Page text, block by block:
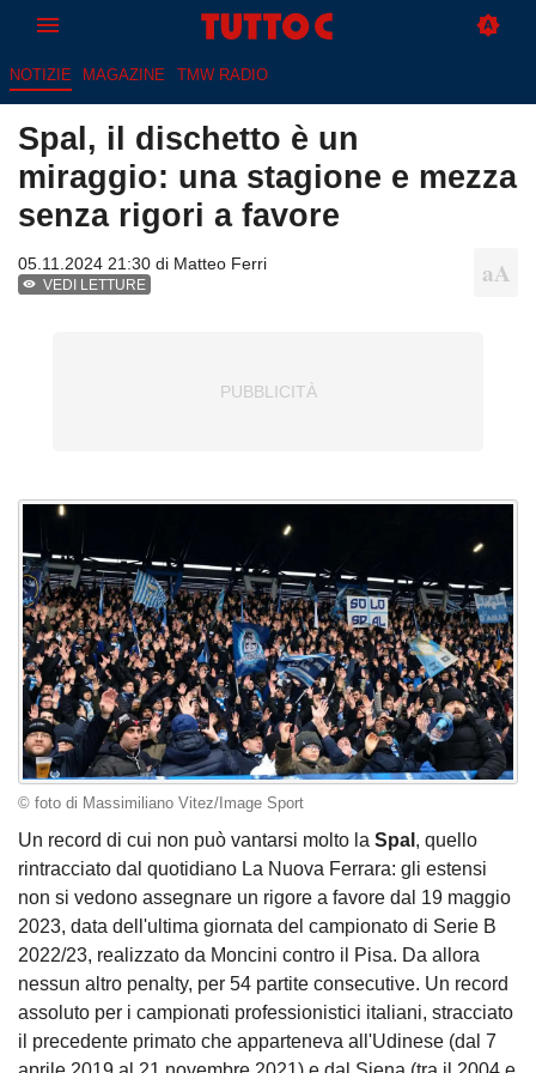
NOTIZIE MAGAZINE TMW RADIO
Spal, il dischetto è un
miraggio: una stagione e mezza
senza rigori a favore
05.11.2024 21:30 di Matteo Ferri
VEDI LETTURE
© foto di Massimiliano Vitez/Image Sport
Un record di cui non può vantarsi molto la Spal , quello
rintracciato dal quotidiano La Nuova Ferrara: gli estensi
non si vedono assegnare un rigore a favore dal 19 maggio
2023, data dell'ultima giornata del campionato di Serie B
2022/23, realizzato da Moncini contro il Pisa. Da allora
nessun altro penalty, per 54 partite consecutive. Un record
assoluto per i campionati professionistici italiani, stracciato
il precedente primato che apparteneva all'Udinese (dal 7